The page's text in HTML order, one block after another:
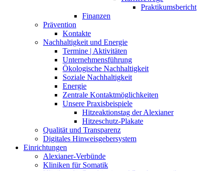
Praktikumsbericht
Finanzen
Prävention
Kontakte
Nachhaltigkeit und Energie
Termine | Aktivitäten
Unternehmensführung
Ökologische Nachhaltigkeit
Soziale Nachhaltigkeit
Energie
Zentrale Kontaktmöglichkeiten
Unsere Praxisbeispiele
Hitzeaktionstag der Alexianer
Hitzeschutz-Plakate
Qualität und Transparenz
Digitales Hinweisgebersystem
Einrichtungen
Alexianer-Verbünde
Kliniken für Somatik